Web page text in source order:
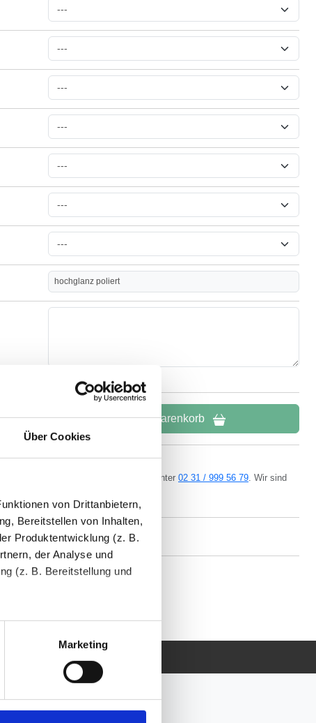
Über Cookies
von Drittanbietern,
Bereitstellen von Inhalten,
Produktentwicklung (z. B.
der Analyse und
(z. B. Bereitstellung und
können Sie mehr über
vornehmen.
Daten zu den
Marketing
hochglanz poliert
In den Warenkorb
oder Telefon unter 02 31 / 999 56 79. Wir sind